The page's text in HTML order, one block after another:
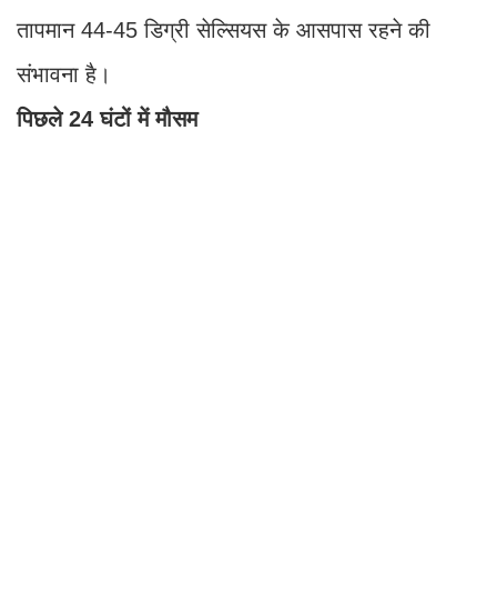
तापमान 44-45 डिग्री सेल्सियस के आसपास रहने की
संभावना है।
पिछले 24 घंटों में मौसम